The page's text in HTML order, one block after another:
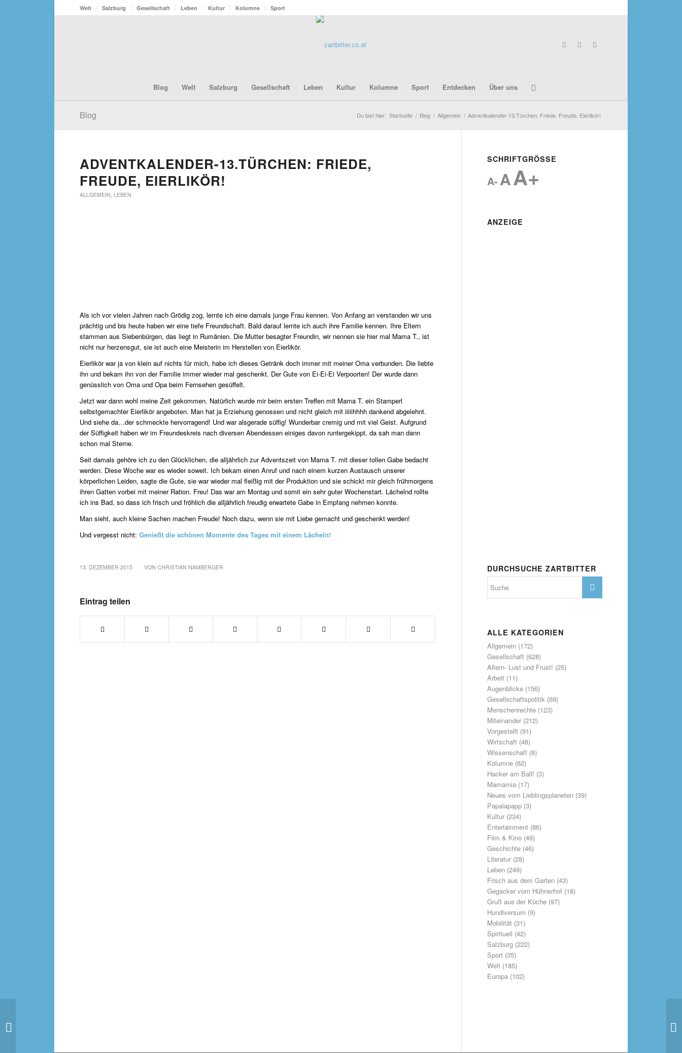
Welt Salzburg Gesellschaft Leben Kultur Kolumne Sport
Blog Welt Salzburg Gesellschaft Leben Kultur Kolumne Sport Entdecken Über uns
Blog Du bist hier: Startseite / Blog / Allgemein / Adventkalender-13.Türchen: Friede, Freude, Eierlikör!
ADVENTKALENDER-13.TÜRCHEN: FRIEDE,
FREUDE, EIERLIKÖR!
ALLGEMEIN, LEBEN
Als ich vor vielen Jahren nach Grödig zog, lernte ich eine damals junge Frau kennen. Von Anfang an verstanden wir uns
prächtig und bis heute haben wir eine tiefe Freundschaft. Bald darauf lernte ich auch ihre Familie kennen. Ihre Eltern
stammen aus Siebenbürgen, das liegt in Rumänien. Die Mutter besagter Freundin, wir nennen sie hier mal Mama T., ist
nicht nur herzensgut, sie ist auch eine Meisterin im Herstellen von Eierlikör.
Eierlikör war ja von klein auf nichts für mich, habe ich dieses Getränk doch immer mit meiner Oma verbunden. Die liebte
ihn und bekam ihn von der Familie immer wieder mal geschenkt. Der Gute von Ei-Ei-Ei Verpoorten! Der wurde dann
genüsslich von Oma und Opa beim Fernsehen gesüffelt.
Jetzt war dann wohl meine Zeit gekommen. Natürlich wurde mir beim ersten Treffen mit Mama T. ein Stamperl
selbstgemachter Eierlikör angeboten. Man hat ja Erziehung genossen und nicht gleich mit iiiiihhhh dankend abgelehnt.
Und siehe da…der schmeckte hervorragend! Und war alsgerade süffig! Wunderbar cremig und mit viel Geist. Aufgrund
der Süffigkeit haben wir im Freundeskreis nach diversen Abendessen einiges davon runtergekippt, da sah man dann
schon mal Sterne.
Seit damals gehöre ich zu den Glücklichen, die alljährlich zur Adventszeit von Mama T. mit dieser tollen Gabe bedacht
werden. Diese Woche war es wieder soweit. Ich bekam einen Anruf und nach einem kurzen Austausch unserer
körperlichen Leiden, sagte die Gute, sie war wieder mal fleißig mit der Produktion und sie schickt mir gleich frühmorgens
ihren Gatten vorbei mit meiner Ration. Freu! Das war am Montag und somit ein sehr guter Wochenstart. Lächelnd rollte
ich ins Bad, so dass ich frisch und fröhlich die alljährlich freudig erwartete Gabe in Empfang nehmen konnte.
Man sieht, auch kleine Sachen machen Freude! Noch dazu, wenn sie mit Liebe gemacht und geschenkt werden!
Und vergesst nicht: Genießt die schönen Momente des Tages mit einem Lächeln!
13. DEZEMBER 2015 VON CHRISTIAN NAMBERGER
Eintrag teilen
SCHRIFTGRÖSSE
A- AA+
ANZEIGE
DURCHSUCHE ZARTBITTER
ALLE KATEGORIEN
Allgemein(172)
Gesellschaft(628)
Altern- Lust und Frust! (25)
Arbeit(11)
Augenblicke(156)
Gesellschaftspolitik(69)
Menschenrechte(123)
Miteinander(212)
Vorgestellt(91)
Wirtschaft(48)
Wissenschaft(8)
Kolumne(62)
Hacker am Ball! (3)
Mamamia(17)
Neues vom Lieblingsplaneten(39)
Papalapapp(3)
Kultur(234)
Entertainment(86)
Film & Kino(49)
Geschichte(46)
Literatur(28)
Leben(249)
Frisch aus dem Garten(43)
Gegacker vom Hühnerhof(18)
Gruß aus der Küche(97)
Hundiversum (9)
Mobilität(31)
Spirituell (42)
Salzburg(222)
Sport(35)
Welt(185)
Europa(102)